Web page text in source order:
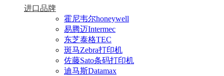
进口品牌
霍尼韦尔honeywell
易腾迈Intermec
东芝泰格TEC
斑马Zebra打印机
佐藤Sato条码打印机
迪马斯Datamax